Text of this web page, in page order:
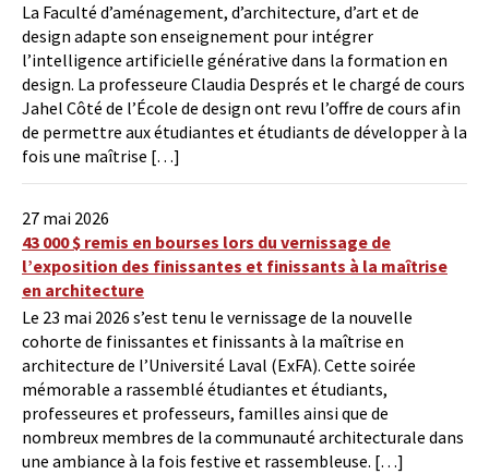
La Faculté d’aménagement, d’architecture, d’art et de
design adapte son enseignement pour intégrer
l’intelligence artificielle générative dans la formation en
design. La professeure Claudia Després et le chargé de cours
Jahel Côté de l’École de design ont revu l’offre de cours afin
de permettre aux étudiantes et étudiants de développer à la
fois une maîtrise […]
27 mai 2026
43 000 $ remis en bourses lors du vernissage de
l’exposition des finissantes et finissants à la maîtrise
en architecture
Le 23 mai 2026 s’est tenu le vernissage de la nouvelle
cohorte de finissantes et finissants à la maîtrise en
architecture de l’Université Laval (ExFA). Cette soirée
mémorable a rassemblé étudiantes et étudiants,
professeures et professeurs, familles ainsi que de
nombreux membres de la communauté architecturale dans
une ambiance à la fois festive et rassembleuse. […]